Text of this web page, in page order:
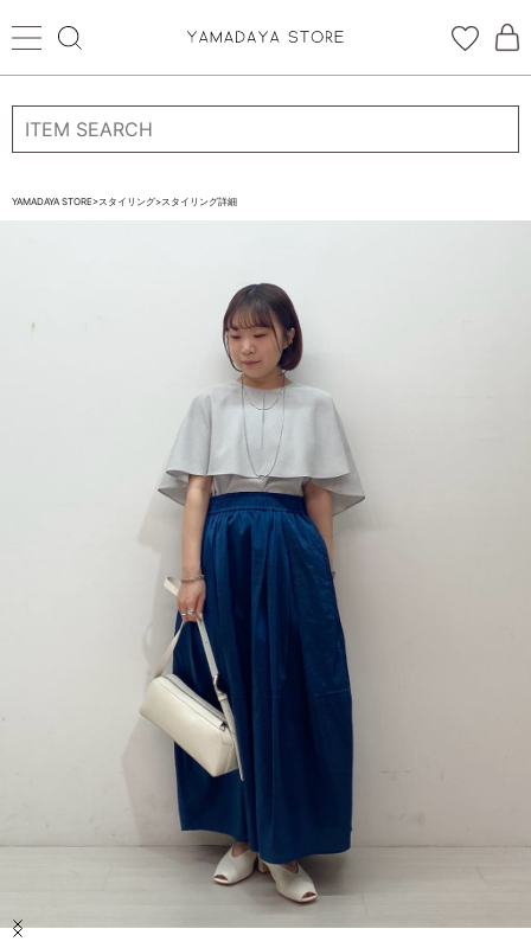
ログイン 新規会員登録
STORE BRAND・LABELから探す
ブランド一覧
YAMADAYA STORE>スタイリング>スタイリング詳細
Item